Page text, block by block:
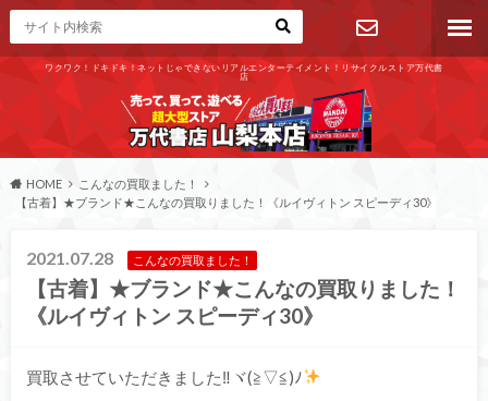
ワクワク！ドキドキ！ネットじゃできないリアルエンターテイメント！リサイクルストア万代書
店
お問い合わ
せ
HOME
こんなの買取ました！
【古着】★ブランド★こんなの買取りました！《ルイヴィトン スピーディ30》
2021.07.28 こんなの買取ました！
【古着】★ブランド★こんなの買取りました！
《ルイヴィトン スピーディ30》
買取させていただきました‼ヾ(≧▽≦)ﾉ